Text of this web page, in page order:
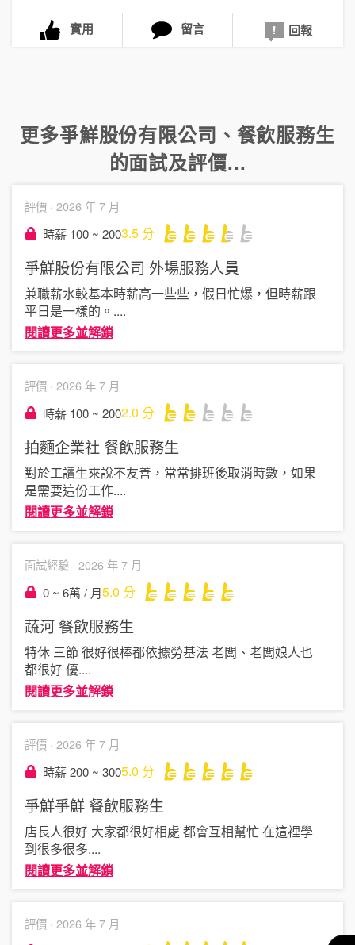
實用 留言 回報
更多爭鮮股份有限公司 、 餐飲服務生
的面試及評價...
評價 · 2026 年 7 月
時薪 100 ~ 2003.5分
爭鮮股份有限公司 外場服務人員
兼職薪水較基本時薪高一些些，假日忙爆，但時薪跟
平日是一樣的。 ....
閱讀更多並解鎖
評價 · 2026 年 7 月
時薪 100 ~ 2002.0 分
拍麵企業社 餐飲服務生
對於工讀生來說不友善，常常排班後取消時數，如果
是需要這份工作....
閱讀更多並解鎖
面試經驗 · 2026 年 7 月
0 ~ 6萬 / 月5.0 分
蔬河 餐飲服務生
特休 三節 很好很棒都依據勞基法 老闆、老闆娘人也
都很好 優....
閱讀更多並解鎖
評價 · 2026 年 7 月
時薪 200 ~ 3005.0 分
爭鮮爭鮮 餐飲服務生
店長人很好 大家都很好相處 都會互相幫忙 在這裡學
到很多很多....
閱讀更多並解鎖
評價 · 2026 年 7 月